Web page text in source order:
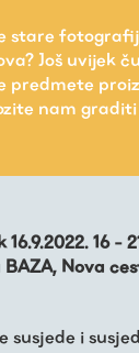
stare
Još uvijek
predmete
nam
16.9.2022. 16 -
BAZA, Nova
susjede i